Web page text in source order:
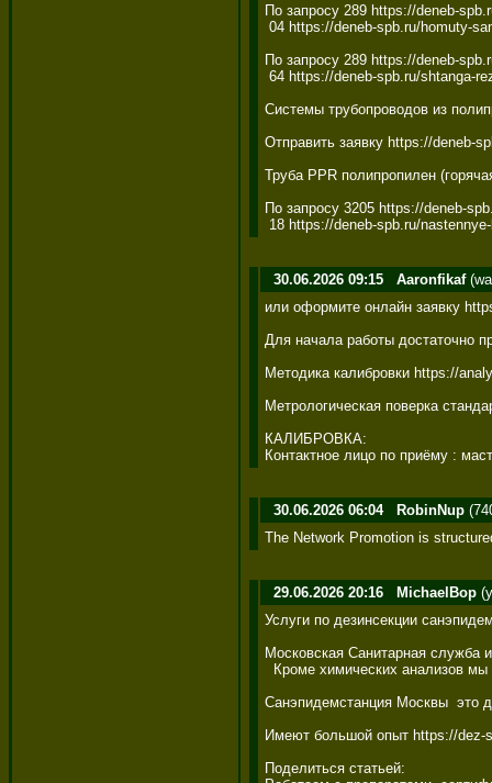
По запросу 289 https://deneb-
04 https://deneb-spb.ru/homuty-
По запросу 289 https://deneb-
64 https://deneb-spb.ru/shtanga-
Системы трубопроводов из
Отправить заявку https://deneb-
Труба PPR полипропилен
По запросу 3205 https://deneb-
18 https://deneb-spb.ru/
30.06.2026 09:15 Aaronfikaf
или оформите онлайн заявку
Для начала работы достаточно
Методика калибровки https://
Метрологическая поверка
КАЛИБРОВКА:
Контактное лицо по приёму :
30.06.2026 06:04 RobinNup
The Network Promotion is
29.06.2026 20:16 MichaelBop
Услуги по дезинсекции
Московская Санитарная служба
Кроме химических анализов мы
Санэпидемстанция Москвы  это
Имеют большой опыт https://dez-
Поделиться статьей: